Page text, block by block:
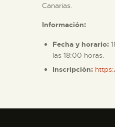
Canarias.
Información:
Fecha y horario:
las 18:00 horas.
Inscripción: